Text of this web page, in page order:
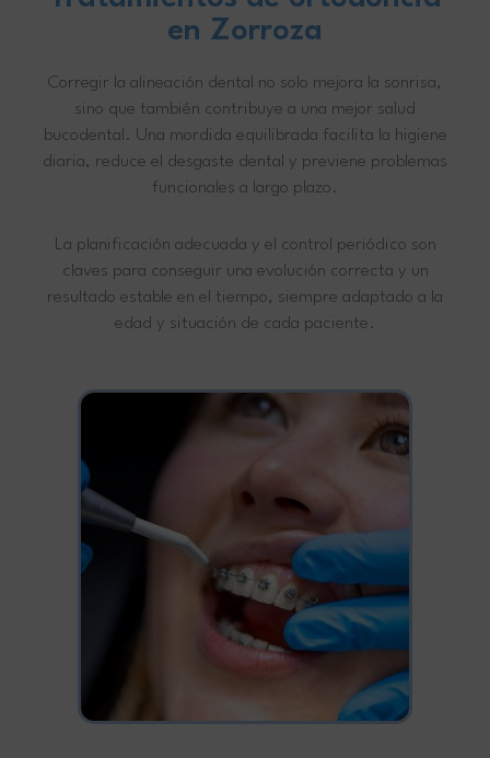
en Zorroza
Corregir la alineación dental no solo mejora la sonrisa,
sino que también contribuye a una mejor salud
bucodental. Una mordida equilibrada facilita la higiene
diaria, reduce el desgaste dental y previene problemas
funcionales a largo plazo.
La planificación adecuada y el control periódico son
claves para conseguir una evolución correcta y un
resultado estable en el tiempo, siempre adaptado a la
edad y situación de cada paciente.